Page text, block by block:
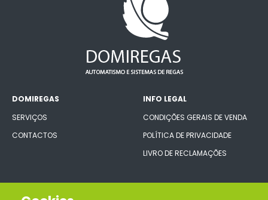
DOMIREGAS
SERVIÇOS
CONTACTOS
INFO LEGAL
CONDIÇÕES GERAIS DE VENDA
POLÍTICA DE PRIVACIDADE
LIVRO DE RECLAMAÇÕES
CONECTE-SE CONNOSCO